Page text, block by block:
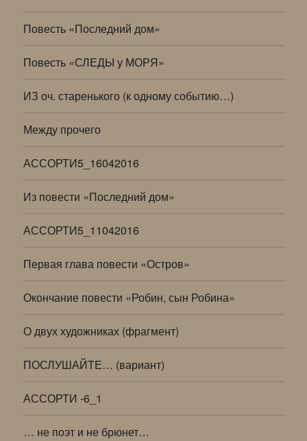
Повесть «Последний дом»
Повесть «СЛЕДЫ у МОРЯ»
ИЗ оч. старенького (к одному событию…)
Между прочего
АССОРТИ5_16042016
Из повести «Последний дом»
АССОРТИ5_11042016
Первая глава повести «Остров»
Окончание повести «Робин, сын Робина»
О двух художниках (фрагмент)
ПОСЛУШАЙТЕ… (вариант)
АССОРТИ -6_1
… не поэт и не брюнет…